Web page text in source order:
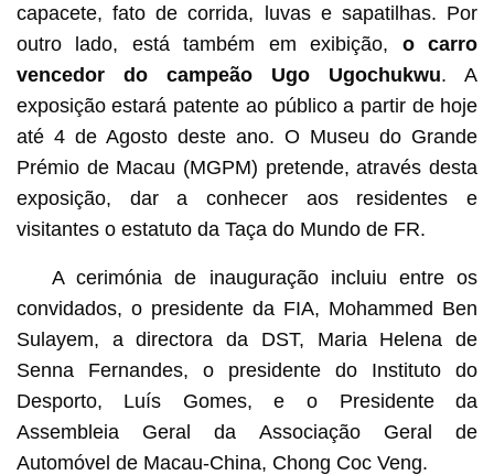
capacete, fato de corrida, luvas e sapatilhas. Por
outro lado, está também em exibição, o carro
vencedor do campeão Ugo Ugochukwu. A
exposição estará patente ao público a partir de hoje
até 4 de Agosto deste ano. O Museu do Grande
Prémio de Macau (MGPM) pretende, através desta
exposição, dar a conhecer aos residentes e
visitantes o estatuto da Taça do Mundo de FR.
A cerimónia de inauguração incluiu entre os
convidados, o presidente da FIA, Mohammed Ben
Sulayem, a directora da DST, Maria Helena de
Senna Fernandes, o presidente do Instituto do
Desporto, Luís Gomes, e o Presidente da
Assembleia Geral da Associação Geral de
Automóvel de Macau-China, Chong Coc Veng.